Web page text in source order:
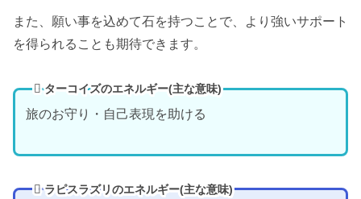
また、願い事を込めて石を持つことで、より強いサポート
を得られることも期待できます。
ターコイズのエネルギー(主な意味)
旅のお守り・自己表現を助ける
ラピスラズリのエネルギー(主な意味)